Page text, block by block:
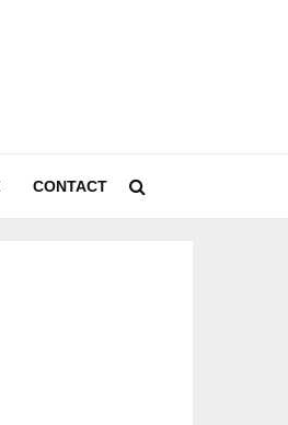
CONTACT